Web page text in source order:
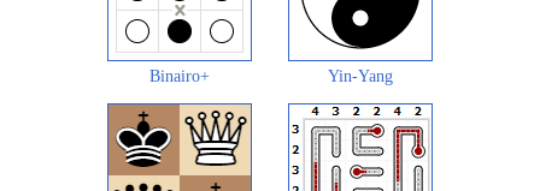
Binairo+ Yin-Yang